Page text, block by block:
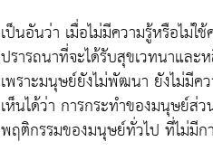
เป็นอันว่า เมื่อไม่มีความรู้หรือไม่
ปรารถนาที่จะได้รับสุขเวทนาแล
เพราะมนุษย์ยังไม่พัฒนา ยังไม่มีค
เห็นได้ว่า การกระทำของมนุษย์ส่
พฤติกรรมของมนุษย์ทั่วไป ที่ไม่มี